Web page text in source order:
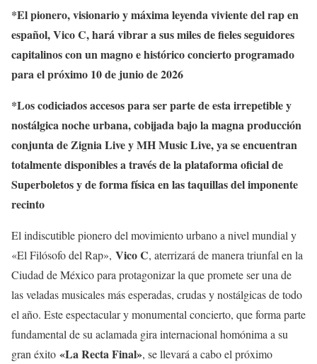
*El pionero, visionario y máxima leyenda viviente del rap en
español, Vico C, hará vibrar a sus miles de fieles seguidores
capitalinos con un magno e histórico concierto programado
para el próximo 10 de junio de 2026
*Los codiciados accesos para ser parte de esta irrepetible y
nostálgica noche urbana, cobijada bajo la magna producción
conjunta de Zignia Live y MH Music Live, ya se encuentran
totalmente disponibles a través de la plataforma oficial de
Superboletos y de forma física en las taquillas del imponente
recinto
El indiscutible pionero del movimiento urbano a nivel mundial y
«El Filósofo del Rap», Vico C, aterrizará de manera triunfal en la
Ciudad de México para protagonizar la que promete ser una de
las veladas musicales más esperadas, crudas y nostálgicas de todo
el año. Este espectacular y monumental concierto, que forma parte
fundamental de su aclamada gira internacional homónima a su
gran éxito «La Recta Final», se llevará a cabo el próximo